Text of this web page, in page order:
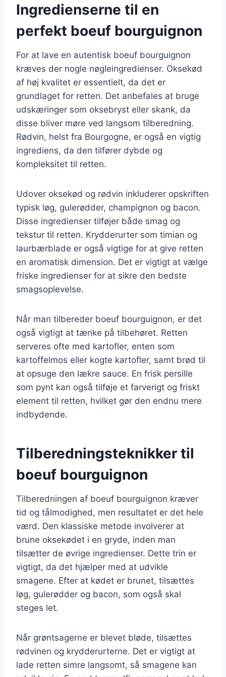
Ingredienserne til en
perfekt boeuf bourguignon
For at lave en autentisk boeuf bourguignon
kræves der nogle nøgleingredienser. Oksekød
af høj kvalitet er essentielt, da det er
grundlaget for retten. Det anbefales at bruge
udskæringer som oksebryst eller skank, da
disse bliver møre ved langsom tilberedning.
Rødvin, helst fra Bourgogne, er også en vigtig
ingrediens, da den tilfører dybde og
kompleksitet til retten.
Udover oksekød og rødvin inkluderer opskriften
typisk løg, gulerødder, champignon og bacon.
Disse ingredienser tilføjer både smag og
tekstur til retten. Krydderurter som timian og
laurbærblade er også vigtige for at give retten
en aromatisk dimension. Det er vigtigt at vælge
friske ingredienser for at sikre den bedste
smagsoplevelse.
Når man tilbereder boeuf bourguignon, er det
også vigtigt at tænke på tilbehøret. Retten
serveres ofte med kartofler, enten som
kartoffelmos eller kogte kartofler, samt brød til
at opsuge den lækre sauce. En frisk persille
som pynt kan også tilføje et farverigt og friskt
element til retten, hvilket gør den endnu mere
indbydende.
Tilberedningsteknikker til
boeuf bourguignon
Tilberedningen af boeuf bourguignon kræver
tid og tålmodighed, men resultatet er det hele
værd. Den klassiske metode involverer at
brune oksekødet i en gryde, inden man
tilsætter de øvrige ingredienser. Dette trin er
vigtigt, da det hjælper med at udvikle
smagene. Efter at kødet er brunet, tilsættes
løg, gulerødder og bacon, som også skal
steges let.
Når grøntsagerne er blevet bløde, tilsættes
rødvinen og krydderurterne. Det er vigtigt at
lade retten simre langsomt, så smagene kan